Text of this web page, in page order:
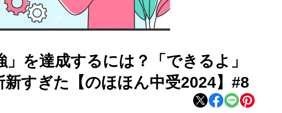
を達成するには？「できるよ」
すぎた【のほほん中受2024】#8